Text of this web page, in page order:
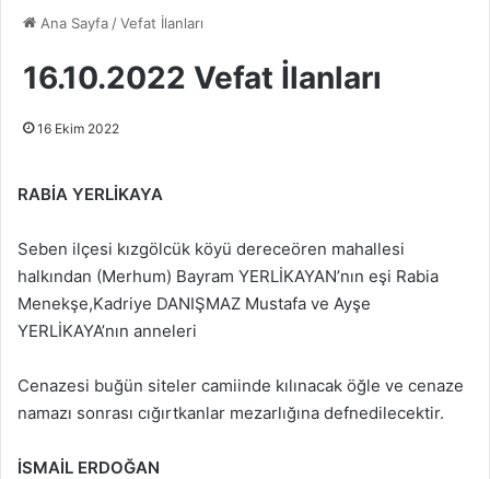
Ana Sayfa /Vefat İlanları
16.10.2022 Vefat İlanları
16 Ekim 2022
RABİA YERLİKAYA
Seben ilçesi kızgölcük köyü dereceören mahallesi
halkından (Merhum) Bayram YERLİKAYAN’nın eşi Rabia
Menekşe,Kadriye DANIŞMAZ Mustafa ve Ayşe
YERLİKAYA’nın anneleri
Cenazesi buğün siteler camiinde kılınacak öğle ve cenaze
namazı sonrası cığırtkanlar mezarlığına defnedilecektir.
İSMAİL ERDOĞAN